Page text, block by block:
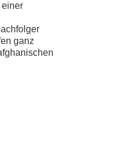
einer
ganz